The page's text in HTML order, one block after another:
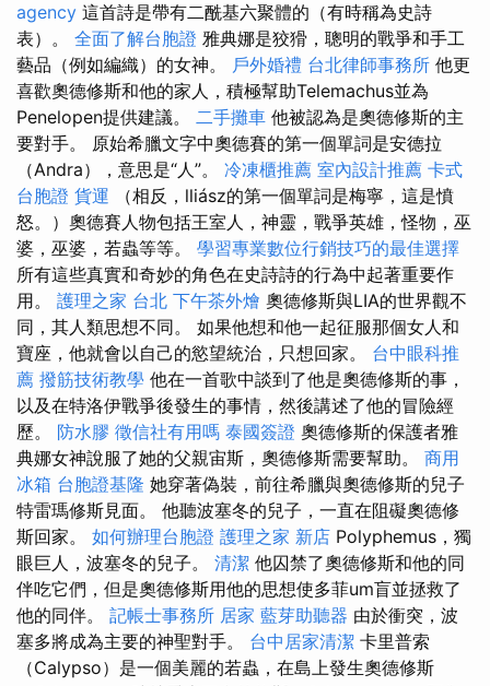
agency 這首詩是帶有二酰基六聚體的（有時稱為史詩
表）。 全面了解台胞證 雅典娜是狡猾，聰明的戰爭和手工
藝品（例如編織）的女神。 戶外婚禮 台北律師事務所 他更
喜歡奧德修斯和他的家人，積極幫助Telemachus並為
Penelopen提供建議。 二手攤車 他被認為是奧德修斯的主
要對手。 原始希臘文字中奧德賽的第一個單詞是安德拉
（Andra），意思是“人”。 冷凍櫃推薦 室內設計推薦 卡式
台胞證 貨運 （相反，lliász的第一個單詞是梅寧，這是憤
怒。）奧德賽人物包括王室人，神靈，戰爭英雄，怪物，巫
婆，巫婆，若蟲等等。 學習專業數位行銷技巧的最佳選擇
所有這些真實和奇妙的角色在史詩詩的行為中起著重要作
用。 護理之家 台北 下午茶外燴 奧德修斯與LIA的世界觀不
同，其人類思想不同。 如果他想和他一起征服那個女人和
寶座，他就會以自己的慾望統治，只想回家。 台中眼科推
薦 撥筋技術教學 他在一首歌中談到了他是奧德修斯的事，
以及在特洛伊戰爭後發生的事情，然後講述了他的冒險經
歷。 防水膠 徵信社有用嗎 泰國簽證 奧德修斯的保護者雅
典娜女神說服了她的父親宙斯，奧德修斯需要幫助。 商用
冰箱 台胞證基隆 她穿著偽裝，前往希臘與奧德修斯的兒子
特雷瑪修斯見面。 他聽波塞冬的兒子，一直在阻礙奧德修
斯回家。 如何辦理台胞證 護理之家 新店 Polyphemus，獨
眼巨人，波塞冬的兒子。 清潔 他囚禁了奧德修斯和他的同
伴吃它們，但是奧德修斯用他的思想使多菲um盲並拯救了
他的同伴。 記帳士事務所 居家 藍芽助聽器 由於衝突，波
塞多將成為主要的神聖對手。 台中居家清潔 卡里普索
（Calypso）是一個美麗的若蟲，在島上發生奧德修斯